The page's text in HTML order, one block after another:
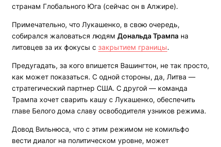
странам Глобального Юга (сейчас он в Алжире).
Примечательно, что Лукашенко, в свою очередь,
собирался жаловаться людям Дональда Трампа на
литовцев за их фокусы с закрытием границы.
Предугадать, за кого впишется Вашингтон, не так просто,
как может показаться. С одной стороны, да, Литва —
стратегический партнер США. С другой — команда
Трампа хочет сварить кашу с Лукашенко, обеспечить
главе Белого дома славу освободителя узников режима.
Довод Вильнюса, что с этим режимом не комильфо
вести диалог на политическом уровне, может